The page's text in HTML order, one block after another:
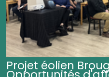
Projet éolien